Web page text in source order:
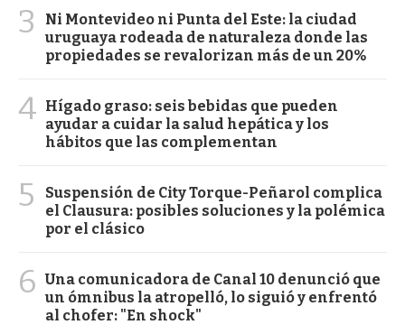
3
Ni Montevideo ni Punta del Este: la ciudad
uruguaya rodeada de naturaleza donde las
propiedades se revalorizan más de un 20%
4 Hígado graso: seis bebidas que pueden
ayudar a cuidar la salud hepática y los
hábitos que las complementan
5
Suspensión de City Torque-Peñarol complica
el Clausura: posibles soluciones y la polémica
por el clásico
6 Una comunicadora de Canal 10 denunció que
un ómnibus la atropelló, lo siguió y enfrentó
al chofer: "En shock"